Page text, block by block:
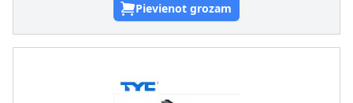
Pievienot grozam